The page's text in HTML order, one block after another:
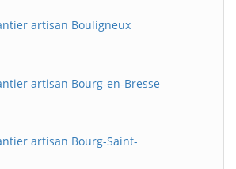
artisan Bouligneux
artisan Bourg-en-Bresse
artisan Bourg-Saint-